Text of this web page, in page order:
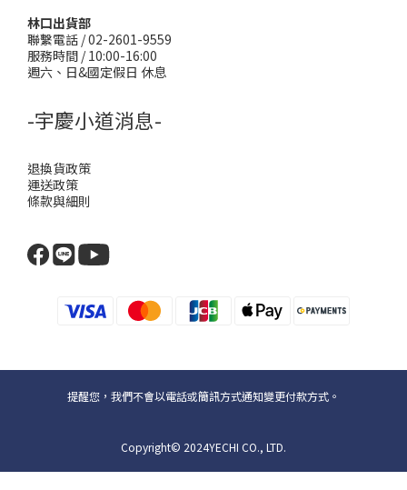
林口出貨部
聯繫電話 / 02-2601-9559
服務時間 / 10:00-16:00
週六、日&國定假日 休息
-宇慶小道消息-
退換貨政策
運送政策
條款與細則
提醒您，我們不會以電話或簡訊方式通知變更付款方式。
Copyright© 2024YECHI CO., LTD.